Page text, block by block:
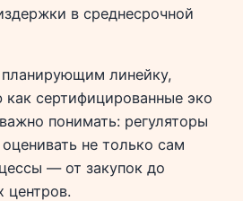
в среднесрочной
линейку,
сертифицированные эко
понимать: регуляторы
не только сам
— от закупок до
центров.